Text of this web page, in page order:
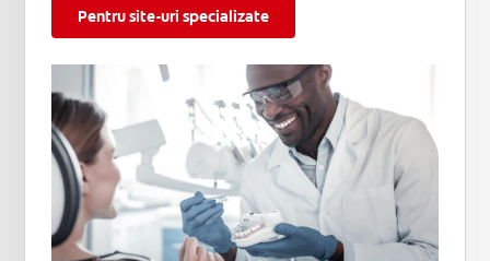
Pentru site-uri specializate